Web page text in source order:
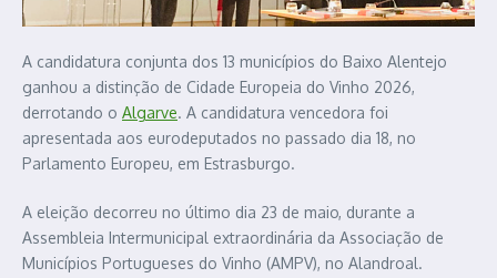
A candidatura conjunta dos 13 municípios do Baixo Alentejo
ganhou a distinção de Cidade Europeia do Vinho 2026,
derrotando o Algarve. A candidatura vencedora foi
apresentada aos eurodeputados no passado dia 18, no
Parlamento Europeu, em Estrasburgo.
A eleição decorreu no último dia 23 de maio, durante a
Assembleia Intermunicipal extraordinária da Associação de
Municípios Portugueses do Vinho (AMPV), no Alandroal.